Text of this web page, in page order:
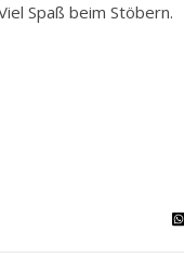
Spaß beim Stöbern.